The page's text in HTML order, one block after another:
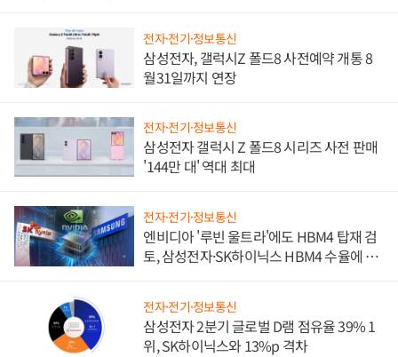
전자·전기·정보통신
삼성전자, 갤럭시Z 폴드8 사전예약 개통 8
월31일까지 연장
전자·전기·정보통신
삼성전자 갤럭시 Z 폴드8 시리즈 사전 판매
'144만 대' 역대 최대
전자·전기·정보통신
엔비디아 '루빈 울트라'에도 HBM4 탑재 검
토, 삼성전자·SK하이닉스 HBM4 수율에 주
전자·전기·정보통신
삼성전자 2분기 글로벌 D램 점유율 39% 1
위, SK하이닉스와 13%p 격차